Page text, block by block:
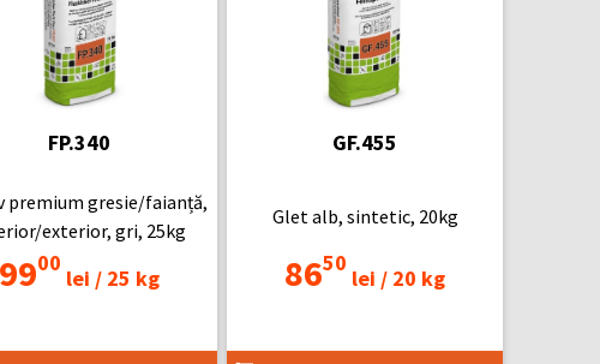
FP.340
premium gresie/faianță,
exterior, gri, 25kg
9900
lei / 25 kg
GF.455
Glet alb, sintetic, 20kg
8650
lei / 20 kg